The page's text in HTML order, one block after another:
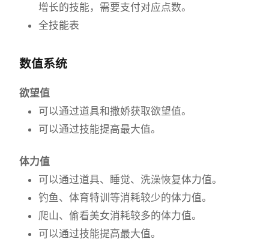
增长的技能，需要支付对应点数。
全技能表
数值系统
欲望值
可以通过道具和撒娇获取欲望值。
可以通过技能提高最大值。
体力值
可以通过道具、睡觉、洗澡恢复体力值。
钓鱼、体育特训等消耗较少的体力值。
爬山、偷看美女消耗较多的体力值。
可以通过技能提高最大值。